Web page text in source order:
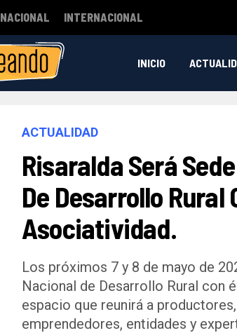
NACIONAL INTERNACIONAL
INICIO
ACTUALIDAD
Risaralda Será
De Desarrollo Rural
Asociatividad.
Los próximos 7 y 8 de mayo de
Nacional de Desarrollo Rural con
espacio que reunirá a
emprendedores, entidades y